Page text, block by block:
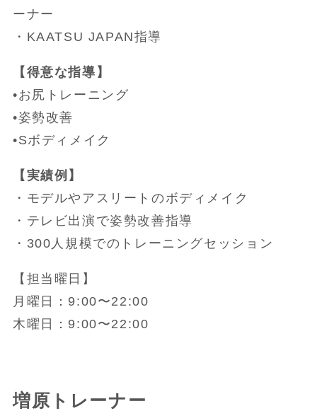
ーナー
・KAATSU JAPAN指導
【得意な指導】
•お尻トレーニング
•姿勢改善
•Sボディメイク
【実績例】
・モデルやアスリートのボディメイク
・テレビ出演で姿勢改善指導
・300人規模でのトレーニングセッション
【担当曜日】
月曜日：9:00〜22:00
木曜日：9:00〜22:00
増原トレーナー